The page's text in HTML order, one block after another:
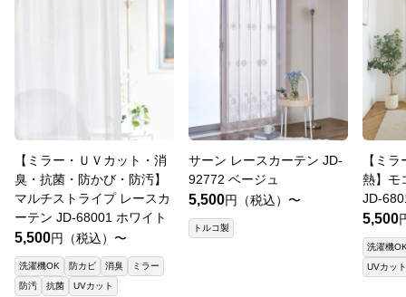
【ミラー・ＵＶカット・消
臭・抗菌・防かび・防汚】
マルチストライプ レースカ
ーテン JD-68001 ホワイト
5,500円（税込）〜
洗濯機OK 防カビ 消臭
ミラー
防汚
抗菌 UVカット
サーン レースカーテン JD-
92772 ベージュ
5,500円（税込）〜
トルコ製
【ミ
熱】モ
JD-
5,500
洗濯機
UVカット